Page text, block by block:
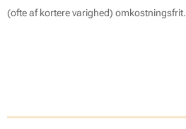
(ofte af kortere varighed) omkostningsfrit.